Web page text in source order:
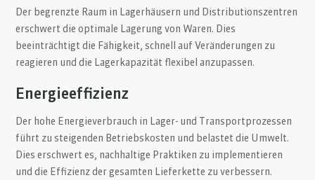
Der begrenzte Raum in Lagerhäusern und Distributionszentren
erschwert die optimale Lagerung von Waren. Dies
beeinträchtigt die Fähigkeit, schnell auf Veränderungen zu
reagieren und die Lagerkapazität flexibel anzupassen.
Energieeffizienz
Der hohe Energieverbrauch in Lager- und Transportprozessen
führt zu steigenden Betriebskosten und belastet die Umwelt.
Dies erschwert es, nachhaltige Praktiken zu implementieren
und die Effizienz der gesamten Lieferkette zu verbessern.